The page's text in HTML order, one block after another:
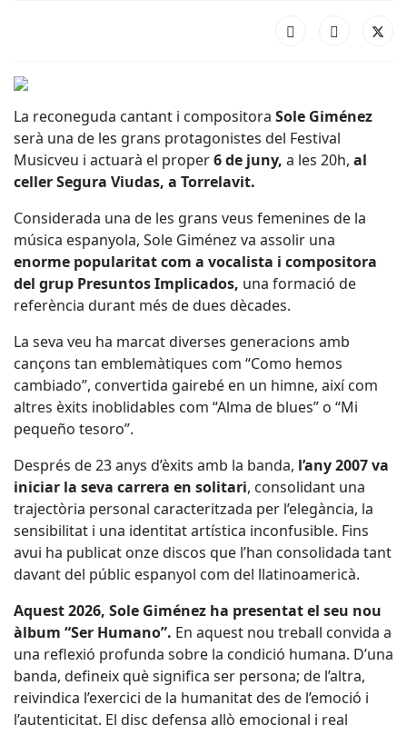
La reconeguda cantant i compositora Sole Giménez
serà una de les grans protagonistes del Festival
Musicveu i actuarà el proper6 de juny, a les 20h, al
celler Segura Viudas, a Torrelavit.
Considerada una de les grans veus femenines de la
música espanyola, Sole Giménez va assolir una
enorme popularitat com a vocalista i compositora
del grup Presuntos Implicados, una formació de
referència durant més de dues dècades.
La seva veu ha marcat diverses generacions amb
cançons tan emblemàtiques com “Como hemos
cambiado”, convertida gairebé en un himne, així com
altres èxits inoblidables com “Alma de blues” o “Mi
pequeño tesoro”.
Després de 23 anys d’èxits amb la banda, l’any 2007 va
iniciar la seva carrera en solitari, consolidant una
trajectòria personal caracteritzada per l’elegància, la
sensibilitat i una identitat artística inconfusible. Fins
avui ha publicat onze discos que l’han consolidada tant
davant del públic espanyol com del llatinoamericà.
Aquest 2026, Sole Giménez ha presentat el seu nou
àlbum “Ser Humano”. En aquest nou treball convida a
una reflexió profunda sobre la condició humana. D’una
banda, defineix què significa ser persona; de l’altra,
reivindica l’exercici de la humanitat des de l’emoció i
l’autenticitat. El disc defensa allò emocional i real